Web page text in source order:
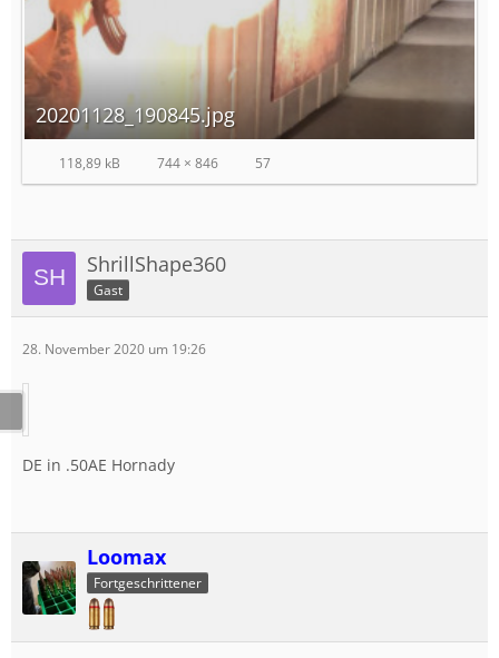
20201128_190845.jpg
118,89 kB 744 × 846 57
ShrillShape360
Gast
28. November 2020 um 19:26
DE in .50AE Hornady
Loomax
Fortgeschrittener